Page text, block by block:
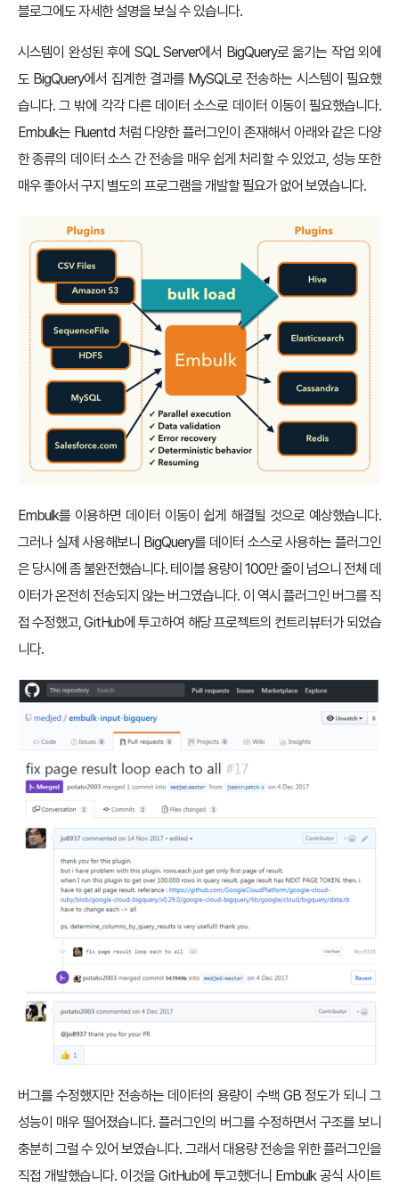
블로그에도 자세한 설명을 보실 수 있습니다.
시스템이 완성된 후에 SQL Server에서 BigQuery로 옮기는 작업 외에
도 BigQuery에서 집계한 결과를 MySQL로 전송하는 시스템이 필요했
습니다. 그 밖에 각각 다른 데이터 소스로 데이터 이동이 필요했습니다.
Embulk는 Fluentd 처럼 다양한 플러그인이 존재해서 아래와 같은 다양
한 종류의 데이터 소스 간 전송을 매우 쉽게 처리할 수 있었고, 성능 또한
매우 좋아서 구지 별도의 프로그램을 개발할 필요가 없어 보였습니다.
Embulk를 이용하면 데이터 이동이 쉽게 해결될 것으로 예상했습니다.
그러나 실제 사용해보니 BigQuery를 데이터 소스로 사용하는 플러그인
은 당시에 좀 불완전했습니다. 테이블 용량이 100만 줄이 넘으니 전체 데
이터가 온전히 전송되지 않는 버그였습니다. 이 역시 플러그인 버그를 직
접 수정했고, GitHub에 투고하여 해당 프로젝트의 컨트리뷰터가 되었습
니다.
버그를 수정했지만 전송하는 데이터의 용량이 수백 GB 정도가 되니 그
성능이 매우 떨어졌습니다. 플러그인의 버그를 수정하면서 구조를 보니
충분히 그럴 수 있어 보였습니다. 그래서 대용량 전송을 위한 플러그인을
직접 개발했습니다. 이것을 GitHub에 투고했더니 Embulk 공식 사이트